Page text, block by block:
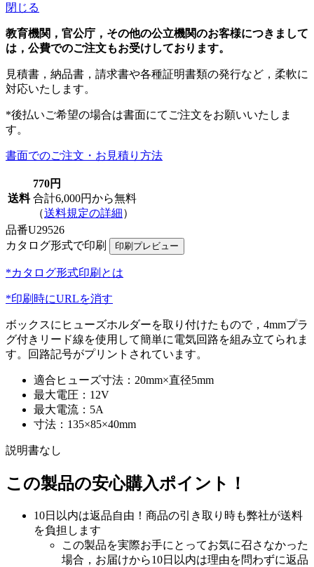
閉じる
教育機関，官公庁，その他の公立機関のお客様につきまして
は，公費でのご注文もお受けしております。
見積書，納品書，請求書や各種証明書類の発行など，柔軟に
対応いたします。
*後払いご希望の場合は書面にてご注文をお願いいたしま
す。
書面でのご注文・お見積り方法
送料
770円
合計6,000円から無料
（送料規定の詳細）
品番U29526
カタログ形式で印刷
*カタログ形式印刷とは
*印刷時にURLを消す
ボックスにヒューズホルダーを取り付けたもので，4mmプラ
グ付きリード線を使用して簡単に電気回路を組み立てられま
す。回路記号がプリントされています。
適合ヒューズ寸法：20mm×直径5mm
最大電圧：12V
最大電流：5A
寸法：135×85×40mm
説明書なし
この製品の安心購入ポイント！
10日以内は返品自由！商品の引き取り時も弊社が送料
を負担します
この製品を実際お手にとってお気に召さなかった
場合，お届けから10日以内は理由を問わずに返品